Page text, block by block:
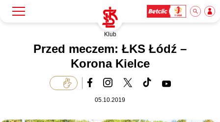
Klub
Przed meczem: ŁKS Łódź –
Korona Kielce
05.10.2019